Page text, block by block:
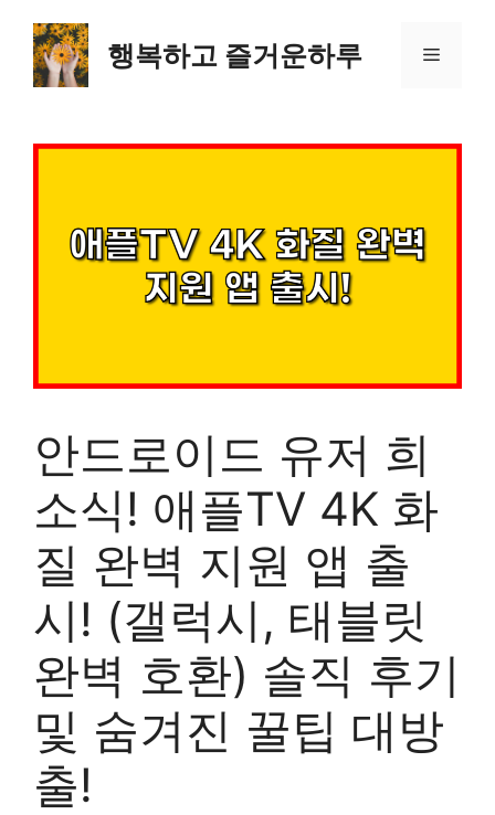
행복하고 즐거운하루 메
안드로이드 유저 희
소식! 애플TV 4K 화
질 완벽 지원 앱 출
시! (갤럭시, 태블릿
완벽 호환) 솔직 후기
및 숨겨진 꿀팁 대방
출!